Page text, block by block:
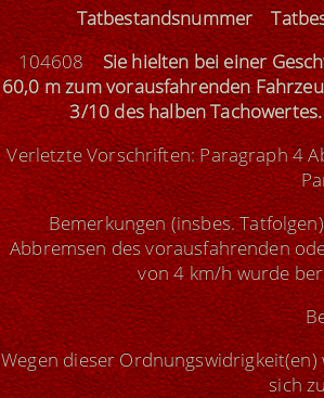
Tatbestandsnummer
104608Sie hielten bei einer
60,0 m zum vorausfahrenden
3/10 des halben Tachowertes.
Verletzte Vorschriften: Paragraph 4
Bemerkungen (insbes.
Abbremsen des vorausfahrenden
von 4 km/h wurde
Wegen dieser
sich